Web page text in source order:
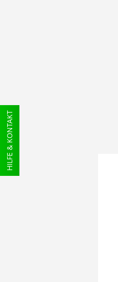
HILFE & KONTAKT